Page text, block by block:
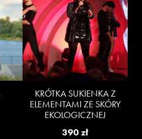
KRÓTKA SUKIENKA Z
ELEMENTAMI ZE SKÓRY
EKOLOGICZNEJ
390zł